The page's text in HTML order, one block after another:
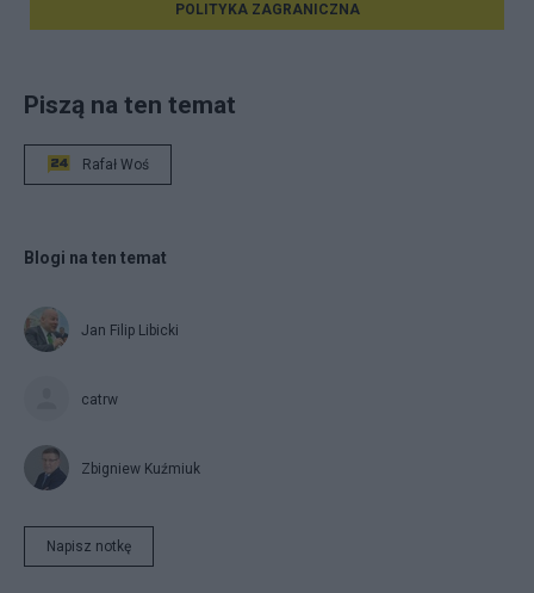
POLITYKA ZAGRANICZNA
Piszą na ten temat
Rafał Woś
Blogi na ten temat
Jan Filip Libicki
catrw
Zbigniew Kuźmiuk
Napisz notkę